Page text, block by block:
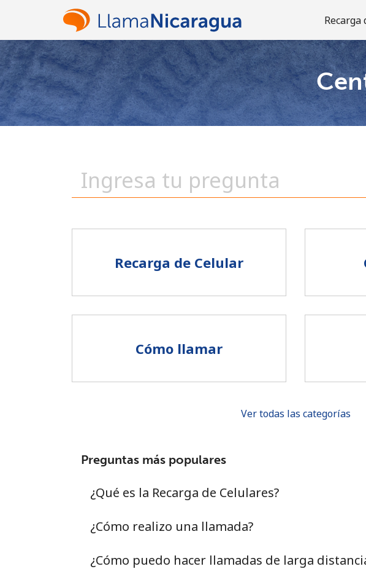
Recarga
Recarga de Celular
Cómo llamar
Ver todas las categorías
Preguntas más populares
¿Qué es la Recarga de Celulares?
¿Cómo realizo una llamada?
¿Cómo puedo hacer llamadas de larga